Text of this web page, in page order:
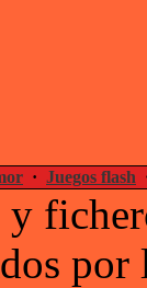
· Juegos flash
y
por